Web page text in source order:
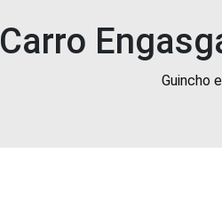
Carro
Guincho